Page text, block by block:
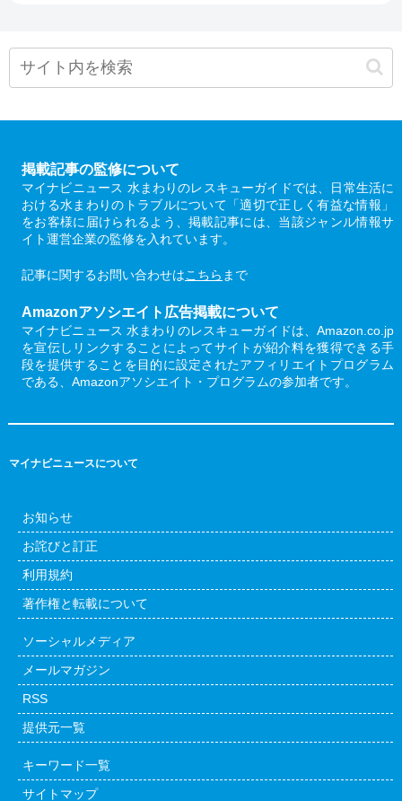
掲載記事の監修について
マイナビニュース 水まわりのレスキューガイドでは、日常生活に
おける水まわりのトラブルについて「適切で正しく有益な情報」
をお客様に届けられるよう、掲載記事には、当該ジャンル情報サ
イト運営企業の監修を入れています。
記事に関するお問い合わせはこちら まで
Amazonアソシエイト広告掲載について
マイナビニュース 水まわりのレスキューガイドは、Amazon.co.jp
を宣伝しリンクすることによってサイトが紹介料を獲得できる手
段を提供することを目的に設定されたアフィリエイトプログラム
である、Amazonアソシエイト・プログラムの参加者です。
マイナビニュースについて
お知らせ
お詫びと訂正
利用規約
著作権と転載について
ソーシャルメディア
メールマガジン
RSS
提供元一覧
キーワード一覧
サイトマップ